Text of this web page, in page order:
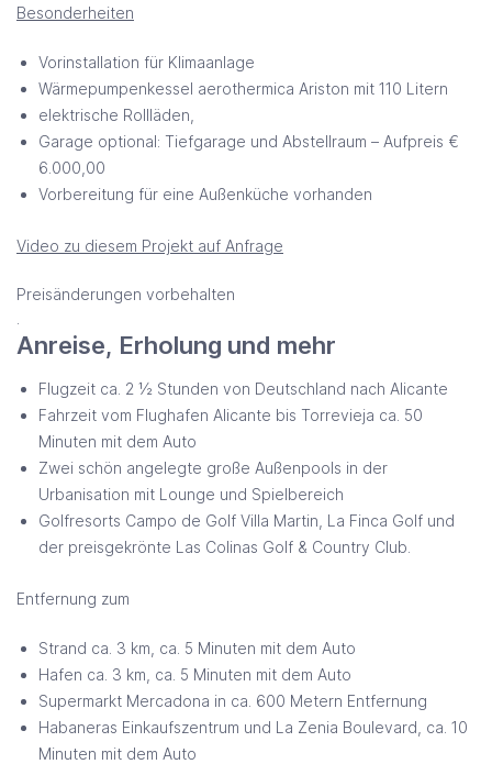
Besonderheiten
Vorinstallation für Klimaanlage
Wärmepumpenkessel aerothermica Ariston mit 110 Litern
elektrische Rollläden,
Garage optional: Tiefgarage und Abstellraum – Aufpreis €
6.000,00
Vorbereitung für eine Außenküche vorhanden
Video zu diesem Projekt auf Anfrage
Preisänderungen vorbehalten
Anreise, Erholung und mehr
Flugzeit ca. 2 ½ Stunden von Deutschland nach Alicante
Fahrzeit vom Flughafen Alicante bis Torrevieja ca. 50
Minuten mit dem Auto
Zwei schön angelegte große Außenpools in der
Urbanisation mit Lounge und Spielbereich
Golfresorts Campo de Golf Villa Martin, La Finca Golf und
der preisgekrönte Las Colinas Golf & Country Club.
Entfernung zum
Strand ca. 3 km, ca. 5 Minuten mit dem Auto
Hafen ca. 3 km, ca. 5 Minuten mit dem Auto
Supermarkt Mercadona in ca. 600 Metern Entfernung
Habaneras Einkaufszentrum und La Zenia Boulevard, ca. 10
Minuten mit dem Auto